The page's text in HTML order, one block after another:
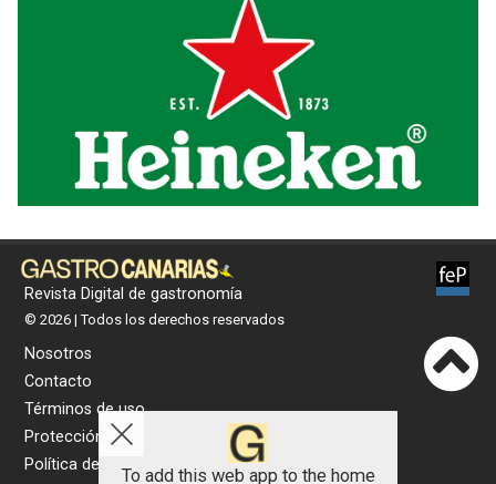
Revista Digital de gastronomía
© 2026 | Todos los derechos reservados
Nosotros
Contacto
Términos de uso
Protección de datos
Política de cookies
To add this web app to the home